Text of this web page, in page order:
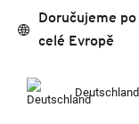
Doručujeme po
celé Evropě
Deutschland